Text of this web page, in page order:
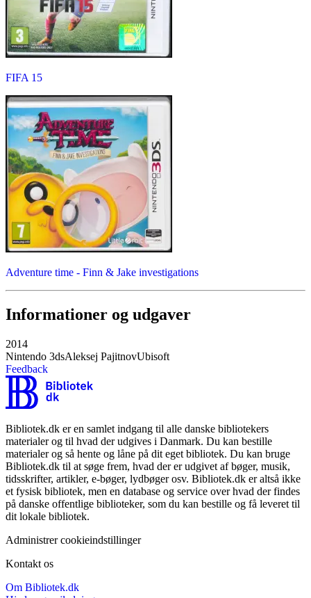
FIFA 15
Adventure time - Finn & Jake investigations
Informationer og udgaver
2014
Nintendo 3dsAleksej PajitnovUbisoft
Feedback
Bibliotek.dk er en samlet indgang til alle danske bibliotekers
materialer og til hvad der udgives i Danmark. Du kan bestille
materialer og så hente og låne på dit eget bibliotek. Du kan bruge
Bibliotek.dk til at søge frem, hvad der er udgivet af bøger, musik,
tidsskrifter, artikler, e-bøger, lydbøger osv. Bibliotek.dk er altså ikke
et fysisk bibliotek, men en database og service over hvad der findes
på danske offentlige biblioteker, som du kan bestille og få leveret til
dit lokale bibliotek.
Administrer cookieindstillinger
Kontakt os
Om Bibliotek.dk